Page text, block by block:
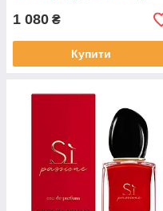
1 080 ₴
Купити